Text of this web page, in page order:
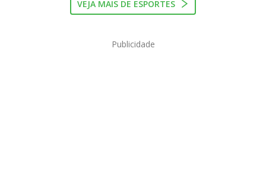
VEJA MAIS DE ESPORTES
Publicidade